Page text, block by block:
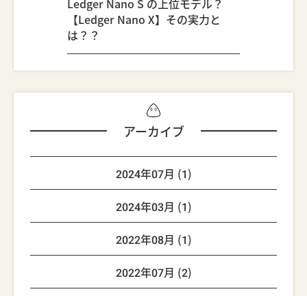
Ledger Nano S の上位モデル？
【Ledger Nano X】その実力と
は？？
アーカイブ
2024年07月 (1)
2024年03月 (1)
2022年08月 (1)
2022年07月 (2)